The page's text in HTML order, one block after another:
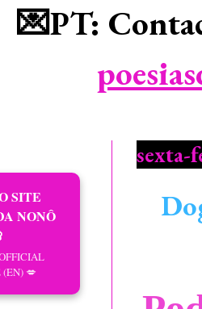
💌PT:
sexta-
SITE
NONÔ
(EN) 💋